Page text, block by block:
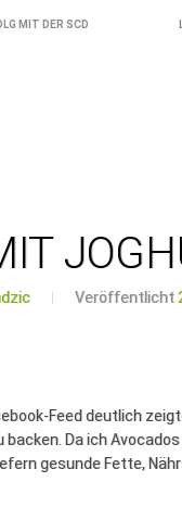
MIT DER SCD
Veröffentlicht
Feed deutlich
Da ich
gesunde Fette,